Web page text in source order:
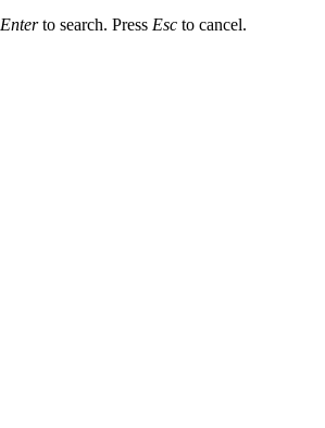
Enterto search. Press Esc to cancel.